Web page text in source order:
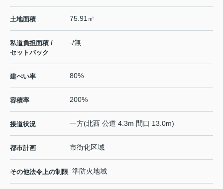
土地面積 75.91㎡
私道負担面積 /
セットバック
-/無
建ぺい率 80%
容積率 200%
接道状況 一方(北西 公道 4.3m 間口 13.0m)
都市計画 市街化区域
その他法令上の制限 準防火地域